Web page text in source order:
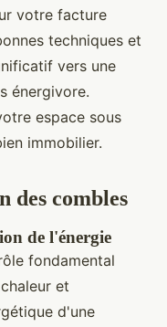
votre facture
techniques et
vers une
énergivore.
espace sous
immobilier.
des combles
de l'énergie
fondamental
et
d'une